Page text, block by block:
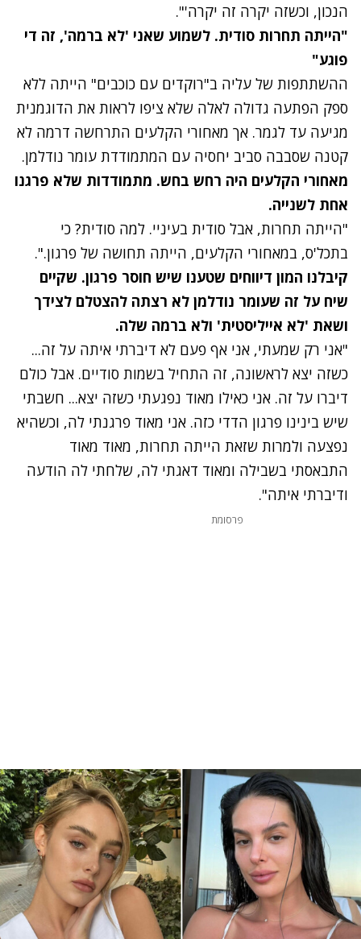
הנכון, וכשזה יקרה זה יקרה'".
"הייתה תחרות סודית. לשמוע שאני 'לא ברמה', זה די
פוגע"
ההשתתפות של עליה ב"רוקדים עם כוכבים" הייתה ללא
ספק הפתעה גדולה לאלה שלא ציפו לראות את הדוגמנית
מגיעה עד לגמר. אך מאחורי הקלעים התרחשה דרמה לא
קטנה שסבבה סביב יחסיה עם המתמודדת עומר נודלמן.
מאחורי הקלעים היה רחש בחש. מתמודדות שלא פרגנו
אחת לשנייה.
"הייתה תחרות, אבל סודית בעיניי. למה סודית? כי
בתכל'ס, במאחורי הקלעים, הייתה תחושה של פרגון.".
קיבלנו המון דיווחים שטענו שיש חוסר פרגון. שקיים
שיח על זה שעומר נודלמן לא רצתה להצטלם לצידך
ושאת 'לא אייליסטית' ולא ברמה שלה.
"אני רק שמעתי, אני אף פעם לא דיברתי איתה על זה...
כשזה יצא לראשונה, זה התחיל בשמות סודיים. אבל כולם
דיברו על זה. אני כאילו מאוד נפגעתי כשזה יצא... חשבתי
שיש בינינו פרגון הדדי כזה. אני מאוד פרגנתי לה, וכשהיא
נפצעה ולמרות שזאת הייתה תחרות, מאוד מאוד
התבאסתי בשבילה ומאוד דאגתי לה, שלחתי לה הודעה
ודיברתי איתה".
פרסומת